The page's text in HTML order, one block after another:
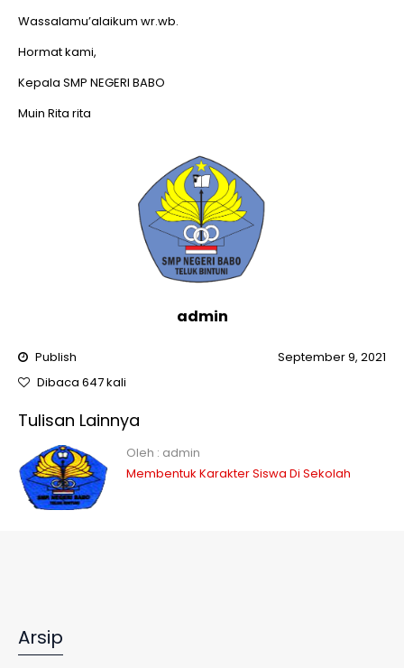
Wassalamu’alaikum wr.wb.
Hormat kami,
Kepala SMP NEGERI BABO
Muin Rita rita
admin
Publish
September 9, 2021
Dibaca 647 kali
Tulisan Lainnya
Oleh : admin
Membentuk Karakter Siswa Di Sekolah
Arsip